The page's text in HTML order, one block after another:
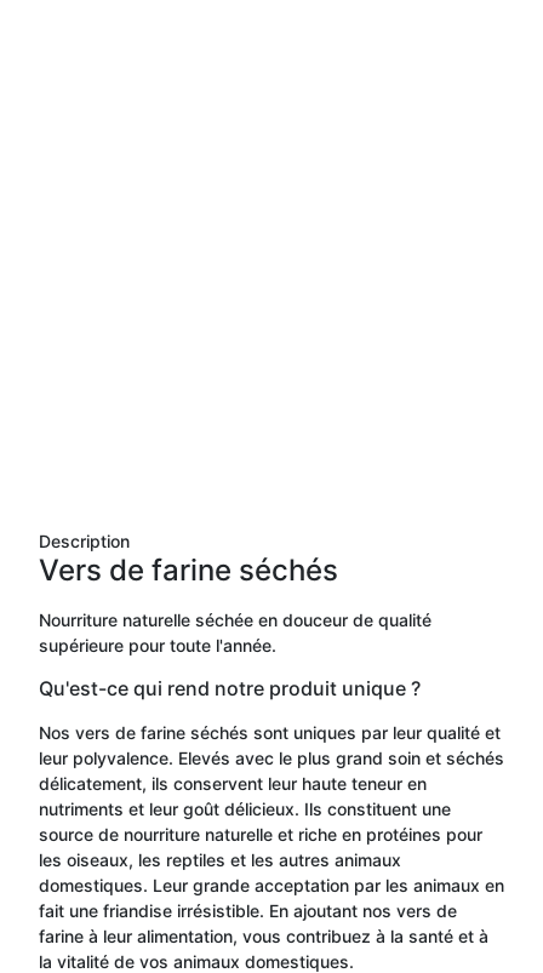
Description
Vers de farine séchés
Nourriture naturelle séchée en douceur de qualité
supérieure pour toute l'année.
Qu'est-ce qui rend notre produit unique ?
Nos vers de farine séchés sont uniques par leur qualité et
leur polyvalence. Elevés avec le plus grand soin et séchés
délicatement, ils conservent leur haute teneur en
nutriments et leur goût délicieux. Ils constituent une
source de nourriture naturelle et riche en protéines pour
les oiseaux, les reptiles et les autres animaux
domestiques. Leur grande acceptation par les animaux en
fait une friandise irrésistible. En ajoutant nos vers de
farine à leur alimentation, vous contribuez à la santé et à
la vitalité de vos animaux domestiques.